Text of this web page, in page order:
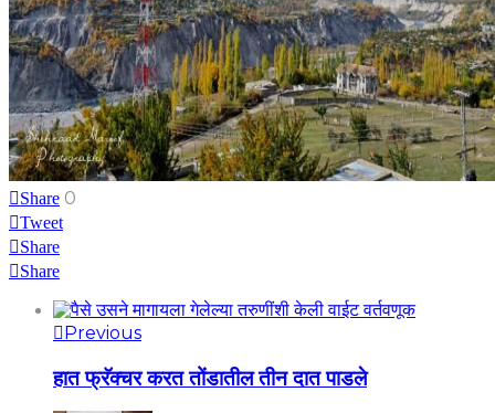
Share 0
Tweet
Share
Share
Previous
हात फ्रॅक्चर करत तोंडातील तीन दात पाडले